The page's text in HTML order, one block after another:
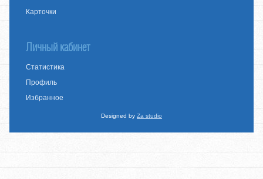
Карточки
Личный кабинет
Статистика
Профиль
Избранное
Designed by Za studio